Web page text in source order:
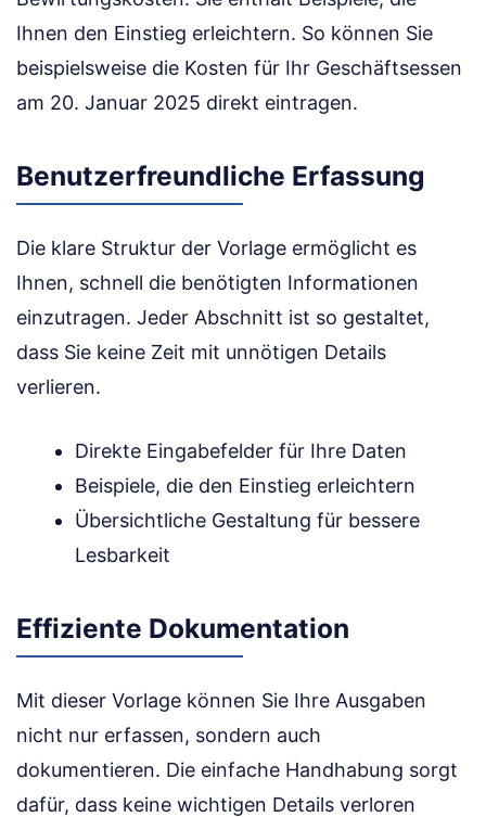
Ihnen den Einstieg erleichtern. So können Sie
beispielsweise die Kosten für Ihr Geschäftsessen
am 20. Januar 2025 direkt eintragen.
Benutzerfreundliche Erfassung
Die klare Struktur der Vorlage ermöglicht es
Ihnen, schnell die benötigten Informationen
einzutragen. Jeder Abschnitt ist so gestaltet,
dass Sie keine Zeit mit unnötigen Details
verlieren.
Direkte Eingabefelder für Ihre Daten
Beispiele, die den Einstieg erleichtern
Übersichtliche Gestaltung für bessere
Lesbarkeit
Effiziente Dokumentation
Mit dieser Vorlage können Sie Ihre Ausgaben
nicht nur erfassen, sondern auch
dokumentieren. Die einfache Handhabung sorgt
dafür, dass keine wichtigen Details verloren